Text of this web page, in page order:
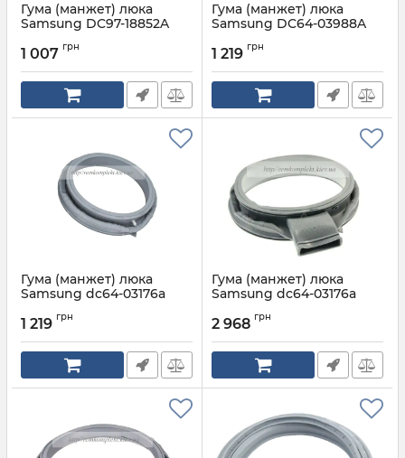
Гума (манжет) люка
Samsung DC97-18852A
Артикул:
1 007 грн
Гума (манжет) люка
Samsung DC64-03988A
Артикул:
1 219 грн
Гума (манжет) люка
Samsung dc64-03176a
Артикул:
1 219 грн
Гума (манжет) люка
Samsung dc64-03176a
Артикул:
2 968 грн